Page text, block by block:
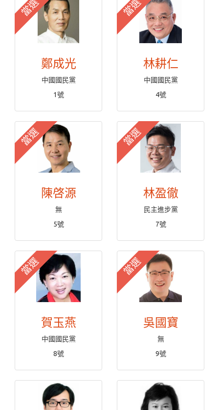
當選
鄭成光
中國國民黨
1號
當選
林耕仁
中國國民黨
4號
當選
陳啓源
無
5號
當選
林盈徹
民主進步黨
7號
當選
賀玉燕
中國國民黨
8號
當選
吳國寶
無
9號